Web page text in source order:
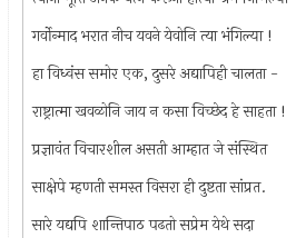
गर्वोन्माद भरात नीच यवने येवोनि त्या भंगिल्या !
हा विध्वंस समोर एक, दुसरे अद्यापिही चालता -
राष्ट्रात्मा खवळोनि जाय न कसा विच्छेद हे साहता !
प्रज्ञावंत विचारशील असती आम्हात जे संस्थित
साक्षेपे म्हणती समस्त विसरा ही दुष्टता सांप्रत.
सारे यद्यपि शान्तिपाठ पढतो सप्रेम येथे सदा